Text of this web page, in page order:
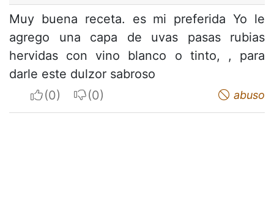
Muy buena receta. es mi preferida Yo le
agrego una capa de uvas pasas rubias
hervidas con vino blanco o tinto, , para
darle este dulzor sabroso
I apreciateI do not appreciate abuso